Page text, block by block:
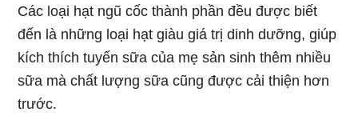
Các loại hạt ngũ cốc thành phần đều được biết
đến là những loại hạt giàu giá trị dinh dưỡng, giúp
kích thích tuyến sữa của mẹ sản sinh thêm nhiều
sữa mà chất lượng sữa cũng được cải thiện hơn
trước.